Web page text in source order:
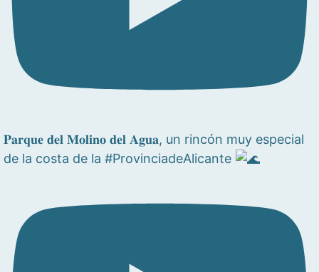
𝐏𝐚𝐫𝐪𝐮𝐞 𝐝𝐞𝐥 𝐌𝐨𝐥𝐢𝐧𝐨 𝐝𝐞𝐥 𝐀𝐠𝐮𝐚, un rincón muy especial
de la costa de la #ProvinciadeAlicante